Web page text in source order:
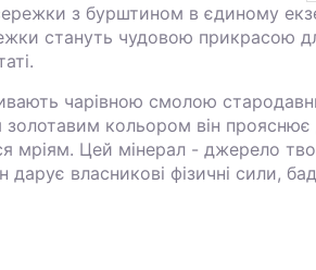
з бурштином в єдиному
стануть чудовою прикрасою
чарівною смолою
золотавим кольором він
мріям. Цей мінерал - джерело
дарує власникові фізичні сили,